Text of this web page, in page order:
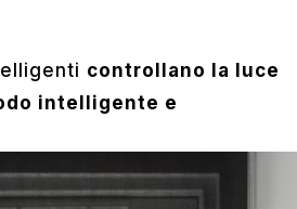
controllano la luce
intelligente e